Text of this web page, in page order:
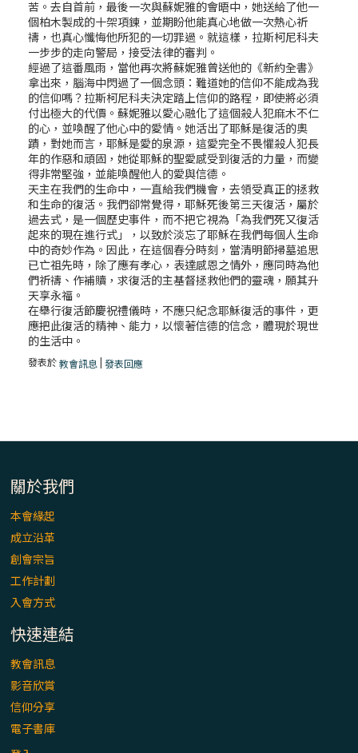
苦。去自首前，最後一次與蘇妮雅的會晤中，她送給了他一
個柏木製成的十架項鍊，並期盼他能真心地做一次熱心祈
禱，也真心懺悔他所犯的一切罪過。就這樣，拉斯柯尼科夫
一步步的走向警局，接受法律的審判。
經過了這番風雨，當他再次將蘇妮雅曾送他的《新約全書》
拿出來，腦海中閃過了一個念頭：難道她的信仰不能成為我
的信仰嗎？拉斯柯尼科夫決定踏上信仰的路程，即使將必須
付出極大的代價。蘇妮雅以愛心融化了這個殺人犯麻木不仁
的心，並喚醒了他心中的愛情。她活出了耶穌是復活的奧
蹟，對她而言，耶穌是愛的泉源，這愛完全不畏懼殺人犯長
年的作惡和頑固，她從耶穌的聖愛感受到復活的力量，而變
得非常堅強，並能喚醒他人的愛與信德。
天主在我們的生命中，一直給我們機會，去領受真正的拯救
和生命的復活。我們卻常覺得，耶穌死後第三天復活，屬於
過去式，是一個歷史事件，而不把它視為「為我們死又復活
起來的現在進行式」，以致於淡忘了耶穌在我們每個人生命
中的奇妙作為。因此，在這個春分時刻，當清明節掃墓追思
已亡祖先時，除了應有孝心，表達感恩之情外，應同時為他
們祈禱、作補贖，求復活的主基督拯救他們的靈魂，願其升
天享永福。
在舉行復活節慶祝禮儀時，不應只紀念耶穌復活的事件，更
應把此復活的精神、能力，以懷著信德的信念，體現於現世
的生活中。
發表於教會訊息 |發表回應
關於我們
本會緣起
成立沿革
創會宗旨
工作計劃
入會方式
快速連結
教會訊息
影音欣賞
信仰分享
電子書庫